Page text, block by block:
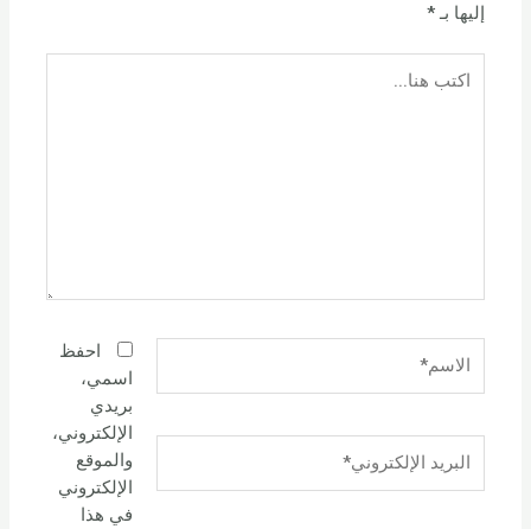
إليها بـ*
هنا...
الإلكتروني*
احفظ
اسمي،
بريدي
الإلكتروني،
والموقع
الإلكتروني
في هذا